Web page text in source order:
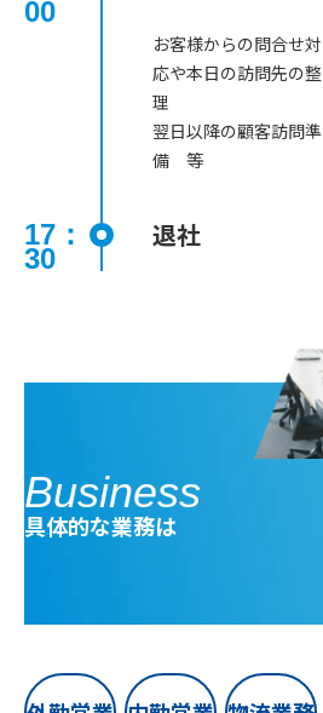
00
お客様からの問合せ対
応や本日の訪問先の整
理
翌日以降の顧客訪問準
備 等
17：
30
退社
Business
具体的な業務は